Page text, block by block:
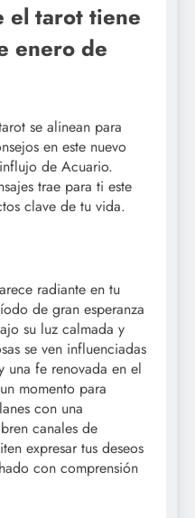
el tarot tiene
enero de
se alinean para
en este nuevo
de Acuario.
trae para ti este
clave de tu vida.
radiante en tu
de gran esperanza
su luz calmada y
se ven influenciadas
una fe renovada en el
momento para
con una
canales de
expresar tus deseos
con comprensión